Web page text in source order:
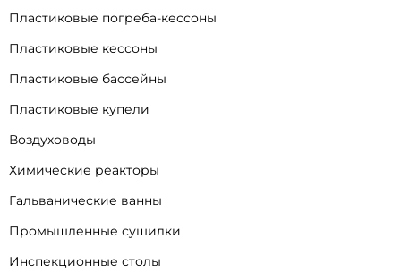
Пластиковые погреба-кессоны
Пластиковые кессоны
Пластиковые бассейны
Пластиковые купели
Воздуховоды
Химические реакторы
Гальванические ванны
Промышленные сушилки
Инспекционные столы